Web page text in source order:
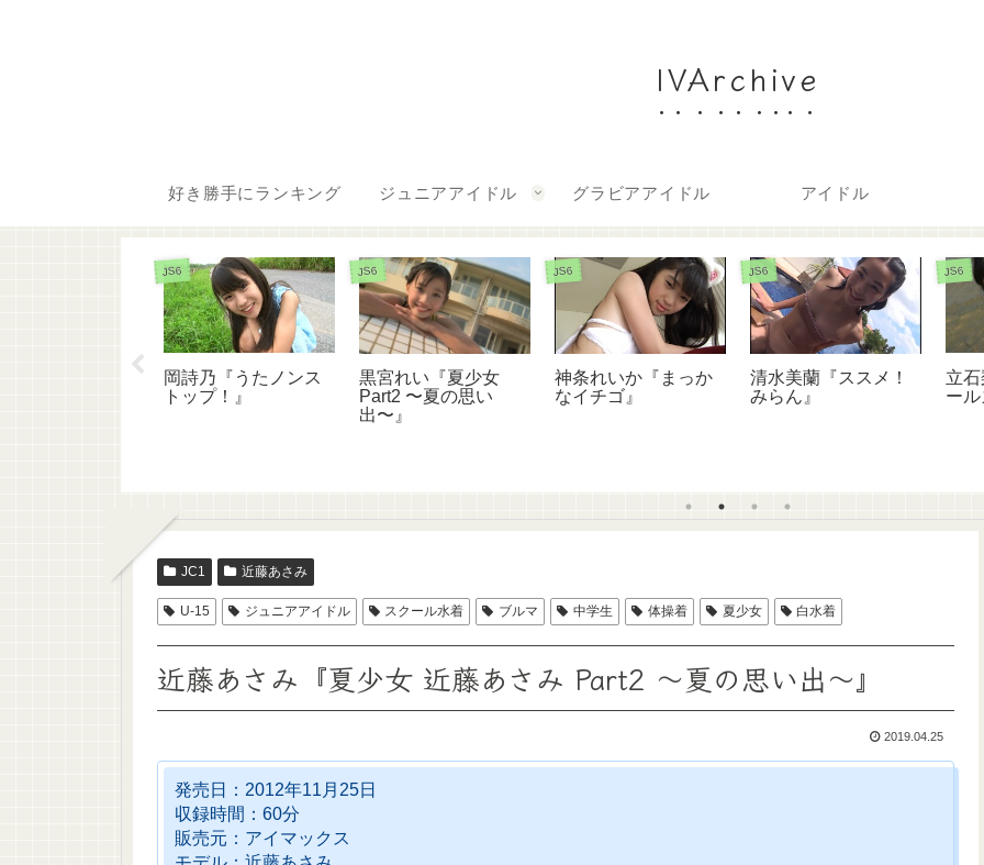
IVArchive
好き勝手にランキング ジュニアアイドル グラビアアイドル アイドル
JS6
岡詩乃『うたノンス
トップ！』
JS6
黒宮れい『夏少女
Part2 〜夏の思い
出〜』
JS6
神条れいか『まっか
なイチゴ』
JS6
清水美蘭『ススメ！
みらん』
JS6
立
ー
JC1 近藤あさみ
U-15 ジュニアアイドル スクール水着 ブルマ 中学生 体操着 夏少女 白水着
近藤あさみ『夏少女 近藤あさみ Part2 〜夏の思い出〜』
2019.04.25
発売日：2012年11月25日
収録時間：60分
販売元：アイマックス